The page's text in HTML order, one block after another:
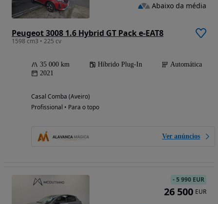
Peugeot 3008 1.6 Hybrid GT Pack e-EAT8
1598 cm3 • 225 cv
35 000 km Híbrido Plug-In
Automática
2021
Casal Comba (Aveiro)
Profissional • Para o topo
Ver anúncios
Abaixo da média
-5 990 EUR
26 500 EUR